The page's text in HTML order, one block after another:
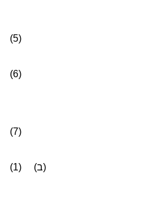
(5)
(6)
(7)
(ב)
(1)